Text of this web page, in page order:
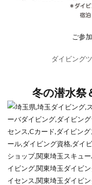
ご参
ダイビング
冬の潜水祭